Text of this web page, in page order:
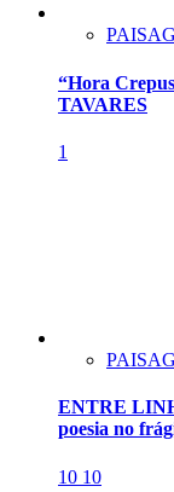
“Hora
TAVARES
1
ENTRE
poesia no
10 10